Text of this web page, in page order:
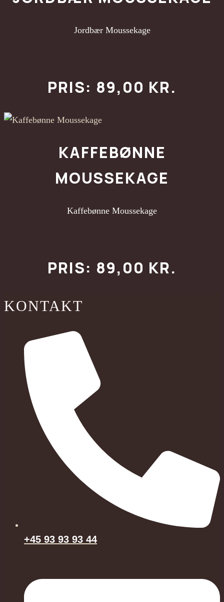
Jordbær Moussekage
PRIS: 89,00 KR.
KAFFEBØNNE
MOUSSEKAGE
Kaffebønne Moussekage
PRIS: 89,00 KR.
KONTAKT
+45 93 93 93 44